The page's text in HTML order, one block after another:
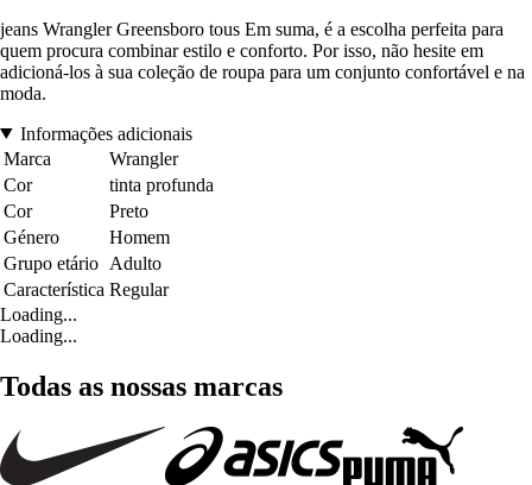
jeans Wrangler Greensboro tous Em suma, é a escolha perfeita para
quem procura combinar estilo e conforto. Por isso, não hesite em
adicioná-los à sua coleção de roupa para um conjunto confortável e na
moda.
Informações adicionais
Marca
Wrangler
Cor
tinta profunda
Cor
Preto
Género
Homem
Grupo etário Adulto
Característica Regular
Loading...
Loading...
Todas as nossas marcas